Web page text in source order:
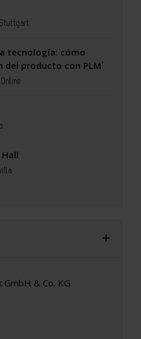
Stuttgart
tecnología: cómo
producto con PLM´
Online
GmbH & Co. KG